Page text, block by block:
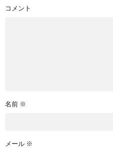
コメント
名前 ※
メール ※